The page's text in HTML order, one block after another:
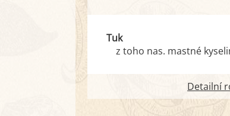
Tuk
z toho nas. mastné
Detailní